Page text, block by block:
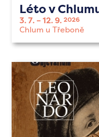
Léto v
3. 7. 12. 9. 2026
Chlum u Třeboně